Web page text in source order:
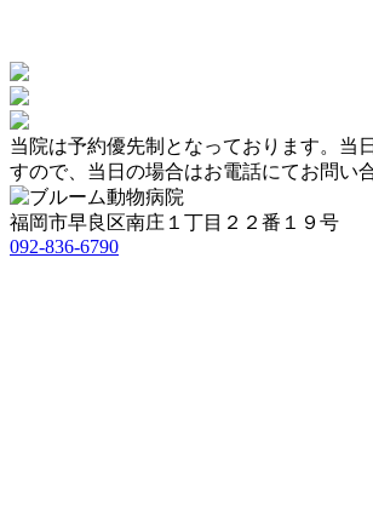
当院は予約優先制となっております。当
すので、 当日の場合はお電話にてお問い
福岡市早良区南庄１丁目２２番１９号
092-836-6790